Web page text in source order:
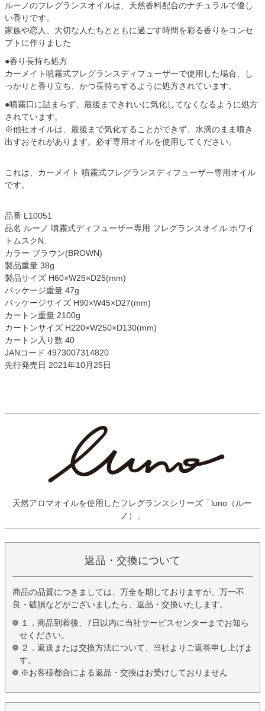
ルーノのフレグランスオイルは、天然香料配合のナチュラルで優し
い香りです。
家族や恋人、大切な人たちとともに過ごす時間を彩る香りをコンセ
プトに作りました
●香り長持ち処方
カーメイト噴霧式フレグランスディフューザーで使用した場合、し
っかりと香り立ち、かつ長持ちするように処方されています。
●噴霧口に詰まらず、最後まできれいに気化してなくなるように処方
されています。
※他社オイルは、最後まで気化することができず、水滴のまま噴き
出すおそれがあります。必ず専用オイルを使用してください。
これは、カーメイト 噴霧式フレグランスディフューザー専用オイル
です。
品番 L10051
品名 ルーノ 噴霧式ディフューザー専用 フレグランスオイル ホワイ
トムスクN.
カラー ブラウン(BROWN)
製品重量 38g
製品サイズ H60×W25×D25(mm)
パッケージ重量 47g
パッケージサイズ H90×W45×D27(mm)
カートン重量 2100g
カートンサイズ H220×W250×D130(mm)
カートン入り数 40
JANコード 4973007314820
先行発売日 2021年10月25日
天然アロマオイルを使用したフレグランスシリーズ「luno（ルー
ノ）」
返品・交換について
商品の品質につきましては、万全を期しておりますが、万一不
良・破損などがございましたら、返品・交換いたします。
１．商品到着後、7日以内に当社サービスセンターまでお知ら
せください。
２．返送または交換方法について、当社よりご返答申し上げま
す。
※お客様都合による返品・交換はお受けしておりません